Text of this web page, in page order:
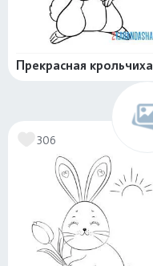
Прекрасная крольчиха
306